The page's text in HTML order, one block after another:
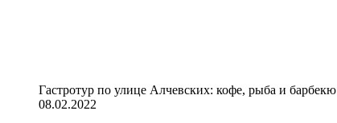
Гастротур по улице Алчевских: кофе, рыба и барбекю
08.02.2022